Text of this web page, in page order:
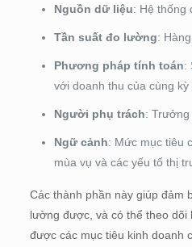
Nguồn dữ liệu: Hệ thống
Tần suất đo lường:
Phương pháp tính toán:
với doanh thu của cùng
Người phụ trách: Trưởng
Ngữ cảnh: Mức mục tiêu
mùa vụ và các yếu tố thị
Các thành phần này giúp đảm
lường được, và có thể theo dõi
được các mục tiêu kinh doanh